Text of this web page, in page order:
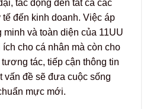
tác động đến tất cả các
đến kinh doanh. Việc áp
minh và toàn diện của 11UU
cho cá nhân mà còn cho
tác, tiếp cận thông tin
vấn đề sẽ đưa cuộc sống
mực mới.